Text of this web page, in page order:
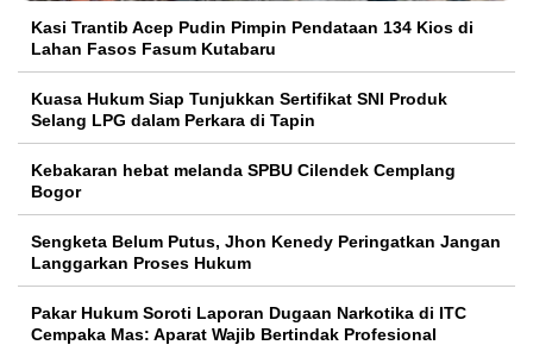
Kasi Trantib Acep Pudin Pimpin Pendataan 134 Kios di
Lahan Fasos Fasum Kutabaru
Kuasa Hukum Siap Tunjukkan Sertifikat SNI Produk
Selang LPG dalam Perkara di Tapin
Kebakaran hebat melanda SPBU Cilendek Cemplang
Bogor
Sengketa Belum Putus, Jhon Kenedy Peringatkan Jangan
Langgarkan Proses Hukum
Pakar Hukum Soroti Laporan Dugaan Narkotika di ITC
Cempaka Mas: Aparat Wajib Bertindak Profesional